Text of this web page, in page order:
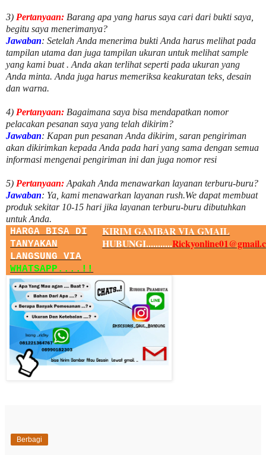
3) Pertanyaan: Barang apa yang harus saya cari dari bukti saya,
begitu saya menerimanya?
Jawaban: Setelah Anda menerima bukti Anda harus melihat pada
tampilan utama dan juga tampilan ukuran untuk melihatsample
yang kami buat . Anda akan terlihat seperti pada ukuran yang
Anda minta. Anda juga harus memeriksa keakuratan teks, desain
dan warna.
4) Pertanyaan: Bagaimana saya bisa mendapatkan nomor
pelacakan pesanan saya yang telah dikirim?
Jawaban: Kapan pun pesanan Anda dikirim, saran pengiriman
akan dikirimkan kepada Anda pada hari yang sama dengan semua
informasi mengenai pengiriman ini dan juga nomorresi
5) Pertanyaan: Apakah Anda menawarkan layanan terburu-buru?
Jawaban: Ya, kami menawarkan layanan rush.We dapat membuat
produk sekitar 10-15 hari jika layanan terburu-buru dibutuhkan
untuk Anda.
HARGA BISA DI
TANYAKAN
LANGSUNG VIA
WHATSAPP....!!
KIRIM GAMBAR VIA GMAIL
HUBUNGI...........
Berbagi